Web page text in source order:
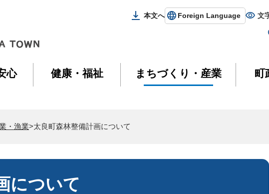
本文へ Foreign Language 文
心 健康・福祉 まちづくり・産業 町
・漁業>太良町森林整備計画について
について